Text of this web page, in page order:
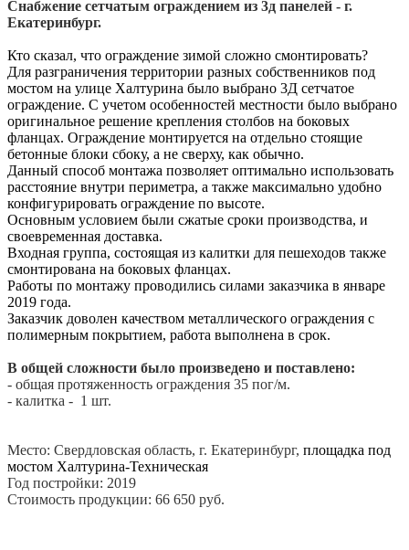
Снабжение сетчатым ограждением из 3д панелей - г.
Екатеринбург.
Кто сказал, что ограждение зимой сложно смонтировать?
Для разграничения территории разных собственников под
мостом на улице Халтурина было выбрано 3Д сетчатое
ограждение. С учетом особенностей местности было выбрано
оригинальное решение крепления столбов на боковых
фланцах. Ограждение монтируется на отдельно стоящие
бетонные блоки сбоку, а не сверху, как обычно.
Данный способ монтажа позволяет оптимально использовать
расстояние внутри периметра, а также максимально удобно
конфигурировать ограждение по высоте.
Основным условием были сжатые сроки производства, и
своевременная доставка.
Входная группа, состоящая из калитки для пешеходов также
смонтирована на боковых фланцах.
Работы по монтажу проводились силами заказчика в январе
2019 года.
Заказчик доволен качеством металлического ограждения с
полимерным покрытием, работа выполнена в срок.
В общей сложности было произведено и поставлено:
- общая протяженность ограждения 35 пог/м.
- калитка - 1 шт.
Место: Свердловская область, г. Екатеринбург, площадка под
мостом Халтурина-Техническая
Год постройки: 2019
Стоимость продукции: 66 650 руб.